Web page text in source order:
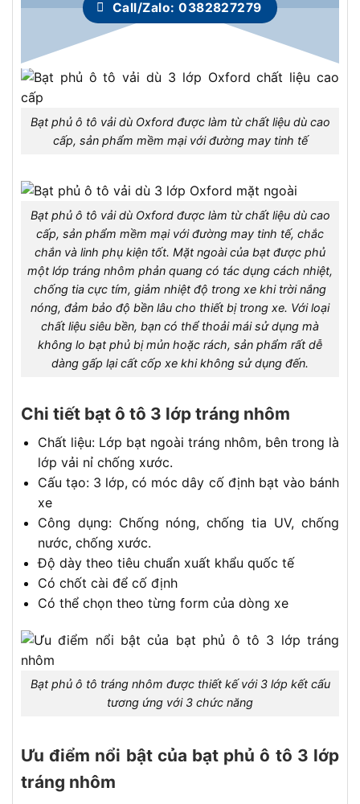
Call/Zalo: 0382827279
Bạt phủ ô tô vải dù Oxford được làm từ chất liệu dù cao
cấp, sản phẩm mềm mại với đường may tinh tế
Bạt phủ ô tô vải dù Oxford được làm từ chất liệu dù cao
cấp, sản phẩm mềm mại với đường may tinh tế, chắc
chắn và linh phụ kiện tốt. Mặt ngoài của bạt được phủ
một lớp tráng nhôm phản quang có tác dụng cách nhiệt,
chống tia cực tím, giảm nhiệt độ trong xe khi trời nắng
nóng, đảm bảo độ bền lâu cho thiết bị trong xe. Với loại
chất liệu siêu bền, bạn có thể thoải mái sử dụng mà
không lo bạt phủ bị mủn hoặc rách, sản phẩm rất dễ
dàng gấp lại cất cốp xe khi không sử dụng đến.
Chi tiết bạt ô tô 3 lớp tráng nhôm
Chất liệu: Lớp bạt ngoài tráng nhôm, bên trong là
lớp vải nỉ chống xước.
Cấu tạo: 3 lớp, có móc dây cố định bạt vào bánh
xe
Công dụng: Chống nóng, chống tia UV, chống
nước, chống xước.
Độ dày theo tiêu chuẩn xuất khẩu quốc tế
Có chốt cài để cố định
Có thể chọn theo từng form của dòng xe
Bạt phủ ô tô tráng nhôm được thiết kế với 3 lớp kết cấu
tương ứng với 3 chức năng
Ưu điểm nổi bật của bạt phủ ô tô 3 lớp
tráng nhôm